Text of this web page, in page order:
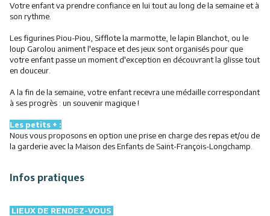
Votre enfant va prendre confiance en lui tout au long de la semaine et à
son rythme.
Les figurines Piou-Piou, Sifflote la marmotte, le lapin Blanchot, ou le
loup Garolou animent l'espace et des jeux sont organisés pour que
votre enfant passe un moment d'exception en découvrant la glisse tout
en douceur.
A la fin de la semaine, votre enfant recevra une médaille correspondant
à ses progrès : un souvenir magique !
Les petits + :
Nous vous proposons en option une prise en charge des repas et/ou de
la garderie avec la Maison des Enfants de Saint-François-Longchamp.
Infos pratiques
LIEUX DE RENDEZ-VOUS